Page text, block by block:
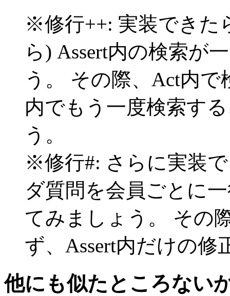
※修行++: 実装できた
ら) Assert内の検索が
う。 その際、Act内で
内でもう一度検索す
う。
※修行#: さらに実装
ダ質問を会員ごとに
てみましょう。 その
ず、Assert内だけの
他にも似たところない